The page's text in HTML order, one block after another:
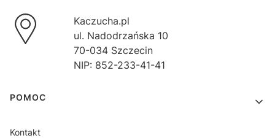
Kaczucha.pl
ul. Nadodrzańska 10
70-034 Szczecin
NIP: 852-233-41-41
Linki w stopce
POMOC
Kontakt